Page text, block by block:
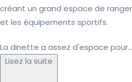
créant un grand espace de
et les équipements sportifs.
La dinette a assez d'espace pour...
Lisez la suite